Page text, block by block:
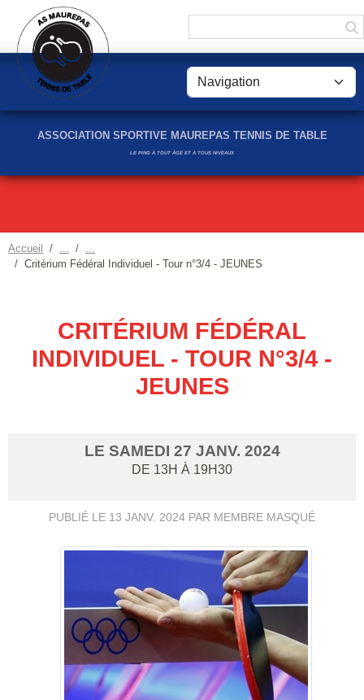
ASSOCIATION SPORTIVE MAUREPAS TENNIS DE TABLE
LE PING À TOUT ÂGE ET À TOUS NIVEAUX
Accueil
Critérium Fédéral Individuel - Tour n°3/4 - JEUNES
CRITÉRIUM FÉDÉRAL
INDIVIDUEL - TOUR N°3/4 -
JEUNES
LE SAMEDI 27 JANV. 2024
DE 13H À 19H30
PUBLIÉ LE 13 JANV. 2024 PAR MEMBRE MASQUÉ
Panneau de gestion des cookies